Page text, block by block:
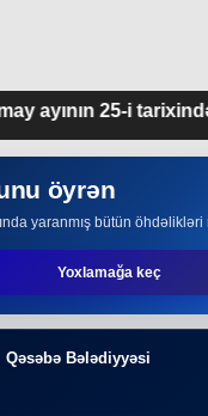
fəaliyyətdədir.
öyrən
yaranmış bütün
Yoxlamağa keç
Qəsəbə Bələdiyyəsi